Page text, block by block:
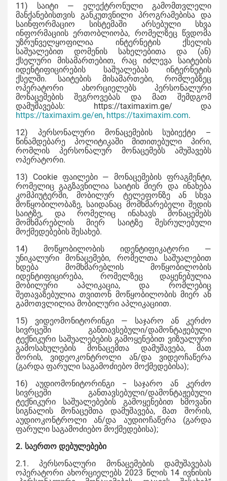
11) საიტი — ელექტრონული გამომთვლელი
მანქანებისთვის განკუთვნილი პროგრამებისა და
საინფორმაციო სისტემაში არსებული სხვა
ინფორმაციის ერთობლიობა, რომელზეც წვდომა
უზრუნველყოფილია ინტერნეტის ქსელის
საშუალებით დომენის სახელებითა და (ან)
ქსელური მისამართებით, რაც იძლევა საიტების
იდენტიფიცირების საშუალებას ინტერნეტის
ქსელში. საიტების მისამართები, რომლებზეც
ოპერატორი ახორციელებს პერსონალური
მონაცემების შეგროვებას და მათ შემდგომ
დამუშავებას: https://taximaxim.ge/ და
https://taximaxim.ge/en, https://taximaxim.com.
12) პერსონალური მონაცემების სუბიექტი –
წინამდებარე პოლიტიკაში მითითებული პირი,
რომლის პერსონალურ მონაცემებს ამუშავებს
ოპერატორი.
13) Cookie ფაილები — მონაცემების ფრაგმენტი,
რომელიც გაგზავნილია საიტის მიერ და ინახება
კომპიუტერში, მობილურ ტელეფონზე ან სხვა
მოწყობილობაზე, საიდანაც მომხმარებელი შედის
საიტზე, და რომელიც ინახავს მონაცემებს
მომხმარებლის მიერ საიტზე შესრულებული
მოქმედებების შესახებ.
14) მოწყობილობის იდენტიფიკატორი —
უნიკალური მონაცემები, რომელთა საშუალებით
ხდება მომხმარებლის მოწყობილობის
იდენტიფიცირება, რომელზეც დაყენებულია
მობილური აპლიკაცია, და რომლებიც
შეთავაზებულია თვითონ მოწყობილობის მიერ ან
გამოთვლილია მობილური აპლიკაციით.
15) ვიდეომონიტორინგი — საჯარო ან კერძო
სივრცეში განთავსებული/დამონტაჟებული
ტექნიკური საშუალებების გამოყენებით ვიზუალური
გამოსახულების მონაცემთა დამუშავება, მათ
შორის, ვიდეოკონტროლი ან/და ვიდეოჩაწერა
(გარდა ფარული საგამოძიებო მოქმედებისა);
16) აუდიომონიტორინგი − საჯარო ან კერძო
სივრცეში განთავსებული/დამონტაჟებული
ტექნიკური საშუალებების გამოყენებით ხმოვანი
სიგნალის მონაცემთა დამუშავება, მათ შორის,
აუდიოკონტროლი ან/და აუდიოჩაწერა (გარდა
ფარული საგამოძიებო მოქმედებისა);
2. საერთო დებულებები
2.1. პერსონალური მონაცემების დამუშავებას
ოპერატორი ახორციელებს 2023 წლის 14 ივნისის